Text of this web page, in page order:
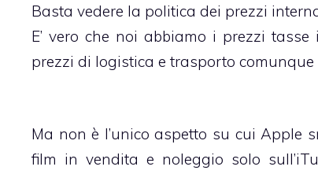
Basta vedere la politica dei prezzi
E’ vero che noi abbiamo i prezzi
prezzi di logistica e trasporto
Ma non è l’unico aspetto su cui Apple
film in vendita e noleggio solo